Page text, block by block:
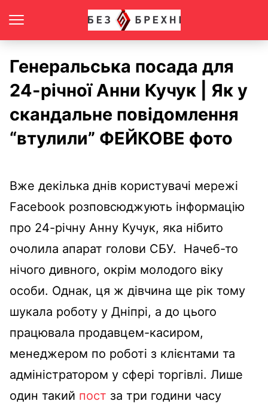
Генеральська посада для
24-річної Анни Кучук | Як у
скандальне повідомлення
“втулили” ФЕЙКОВЕ фото
Вже декілька днів користувачі мережі
Facebook розповсюджують інформацію
про 24-річну Анну Кучук, яка нібито
очолила апарат голови СБУ. Начеб-то
нічого дивного, окрім молодого віку
особи. Однак, ця ж дівчина ще рік тому
шукала роботу у Дніпрі, а до цього
працювала продавцем-касиром,
менеджером по роботі з клієнтами та
адміністратором у сфері торгівлі. Лише
один такий пост за три години часу